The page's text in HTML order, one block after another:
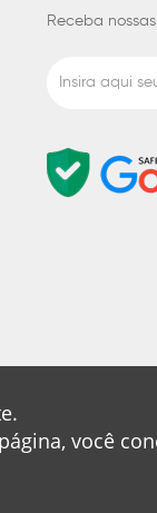
Receba
você